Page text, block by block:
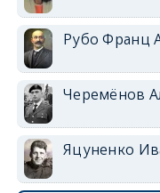
Рубо Франц
Черемёнов
Яцуненко